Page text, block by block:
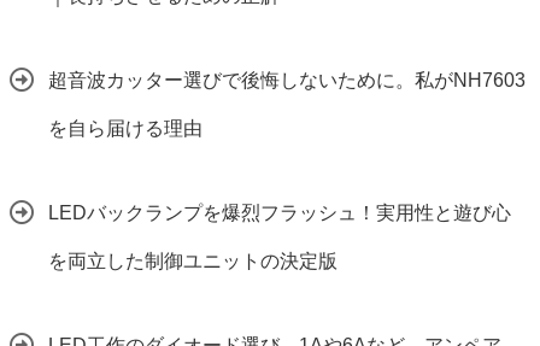
超音波カッター選びで後悔しないために。私がNH7603
を自ら届ける理由
LEDバックランプを爆烈フラッシュ！実用性と遊び心
を両立した制御ユニットの決定版